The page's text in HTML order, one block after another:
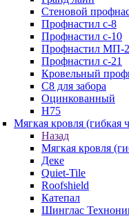
Стеновой
Профнастил с-8
Профнастил с-10
Профнастил МП-
Профнастил с-21
Кровельный
С8 для забора
Оцинкованный
Н75
Мягкая кровля (гибкая
Назад
Мягкая кровля
Деке
Quiet-Tile
Roofshield
Катепал
Шинглас